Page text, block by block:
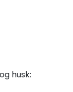
husk: